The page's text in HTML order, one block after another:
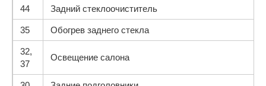
44 Задний стеклоочиститель
35 Обогрев заднего стекла
32,
37
Освещение салона